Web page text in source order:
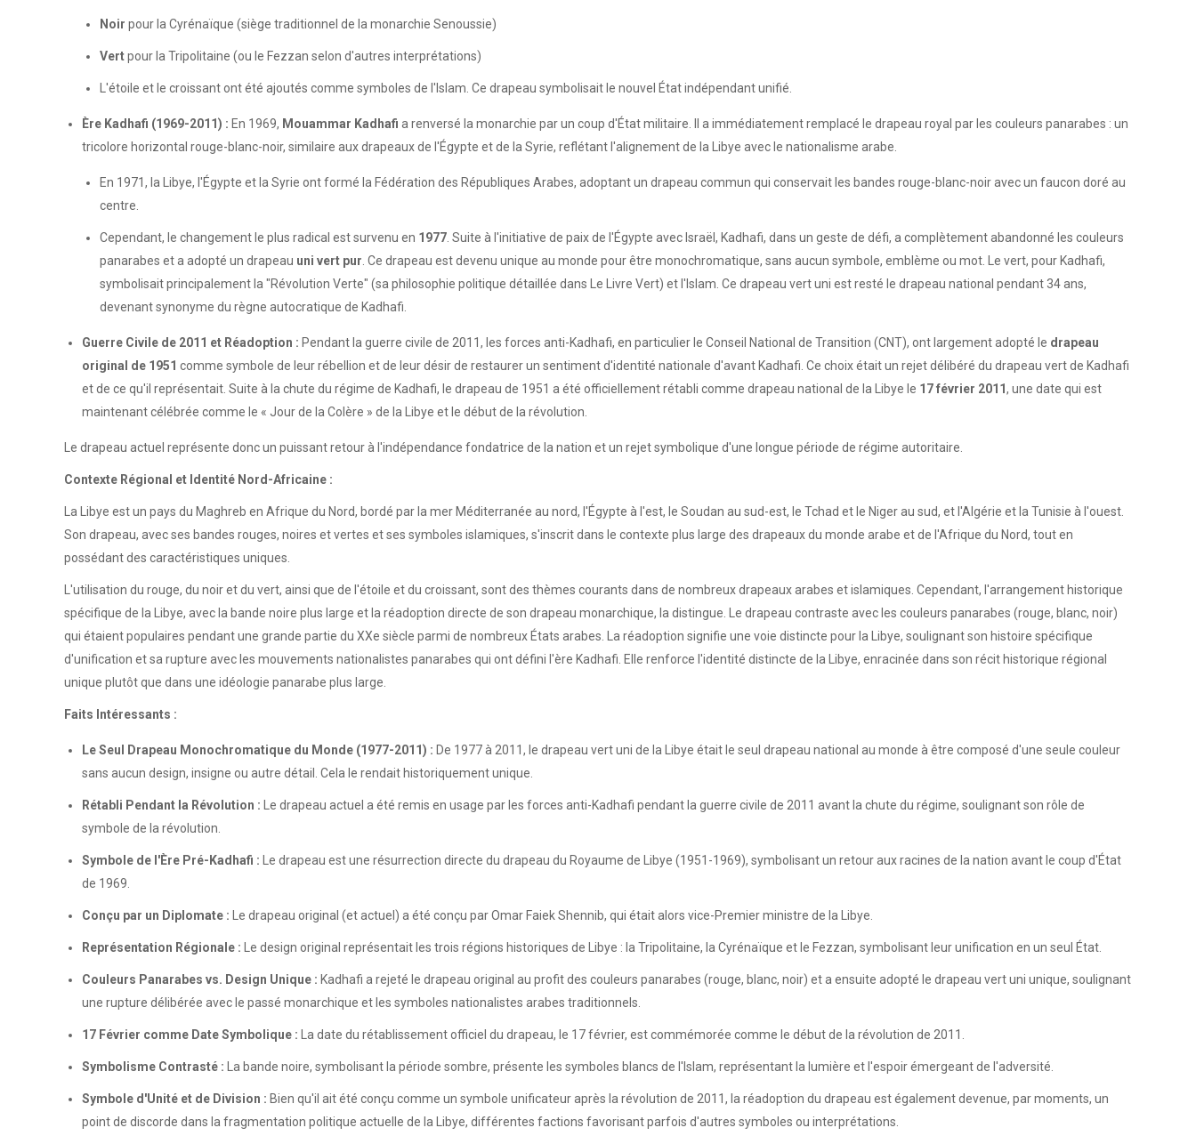
Noir pour la Cyrénaïque (siège traditionnel de la monarchie Senoussie)
Vertpour la Tripolitaine (ou le Fezzan selon d'autres interprétations)
L'étoile et le croissant ont été ajoutés comme symboles de l'Islam. Ce drapeau symbolisait le nouvel État indépendant unifié.
Ère Kadhafi (1969-2011) : En 1969, Mouammar Kadhafi a renversé la monarchie par un coup d'État militaire. Il a immédiatement remplacé le drapeau royal par les couleurs panarabes : un
tricolore horizontal rouge-blanc-noir, similaire aux drapeaux de l'Égypte et de la Syrie, reflétant l'alignement de la Libye avec le nationalisme arabe.
En 1971, la Libye, l'Égypte et la Syrie ont formé la Fédération des Républiques Arabes, adoptant un drapeau commun qui conservait les bandes rouge-blanc-noir avec un faucon doré au
centre.
Cependant, le changement le plus radical est survenu en 1977 . Suite à l'initiative de paix de l'Égypte avec Israël, Kadhafi, dans un geste de défi, a complètement abandonné les couleurs
panarabes et a adopté un drapeau uni vert pur . Ce drapeau est devenu unique au monde pour être monochromatique, sans aucun symbole, emblème ou mot. Le vert, pour Kadhafi,
symbolisait principalement la "Révolution Verte" (sa philosophie politique détaillée dans Le Livre Vert) et l'Islam. Ce drapeau vert uni est resté le drapeau national pendant 34 ans,
devenant synonyme du règne autocratique de Kadhafi.
Guerre Civile de 2011 et Réadoption : Pendant la guerre civile de 2011, les forces anti-Kadhafi, en particulier le Conseil National de Transition (CNT), ont largement adopté le drapeau
original de 1951 comme symbole de leur rébellion et de leur désir de restaurer un sentiment d'identité nationale d'avant Kadhafi. Ce choix était un rejet délibéré du drapeau vert de Kadhafi
et de ce qu'il représentait. Suite à la chute du régime de Kadhafi, le drapeau de 1951 a été officiellement rétabli comme drapeau national de la Libye le 17 février 2011, une date qui est
maintenant célébrée comme le « Jour de la Colère » de la Libye et le début de la révolution.
Le drapeau actuel représente donc un puissant retour à l'indépendance fondatrice de la nation et un rejet symbolique d'une longue période de régime autoritaire.
Contexte Régional et Identité Nord-Africaine :
La Libye est un pays du Maghreb en Afrique du Nord, bordé par la mer Méditerranée au nord, l'Égypte à l'est, le Soudan au sud-est, le Tchad et le Niger au sud, et l'Algérie et la Tunisie à l'ouest.
Son drapeau, avec ses bandes rouges, noires et vertes et ses symboles islamiques, s'inscrit dans le contexte plus large des drapeaux du monde arabe et de l'Afrique du Nord, tout en
possédant des caractéristiques uniques.
L'utilisation du rouge, du noir et du vert, ainsi que de l'étoile et du croissant, sont des thèmes courants dans de nombreux drapeaux arabes et islamiques. Cependant, l'arrangement historique
spécifique de la Libye, avec la bande noire plus large et la réadoption directe de son drapeau monarchique, la distingue. Le drapeau contraste avec les couleurs panarabes (rouge, blanc, noir)
qui étaient populaires pendant une grande partie du XXe siècle parmi de nombreux États arabes. La réadoption signifie une voie distincte pour la Libye, soulignant son histoire spécifique
d'unification et sa rupture avec les mouvements nationalistes panarabes qui ont défini l'ère Kadhafi. Elle renforce l'identité distincte de la Libye, enracinée dans son récit historique régional
unique plutôt que dans une idéologie panarabe plus large.
Faits Intéressants :
Le Seul Drapeau Monochromatique du Monde (1977-2011) : De 1977 à 2011, le drapeau vert uni de la Libye était le seul drapeau national au monde à être composé d'une seule couleur
sans aucun design, insigne ou autre détail. Cela le rendait historiquement unique.
Rétabli Pendant la Révolution : Le drapeau actuel a été remis en usage par les forces anti-Kadhafi pendant la guerre civile de 2011 avant la chute du régime, soulignant son rôle de
symbole de la révolution.
Symbole de l'Ère Pré-Kadhafi : Le drapeau est une résurrection directe du drapeau du Royaume de Libye (1951-1969), symbolisant un retour aux racines de la nation avant le coup d'État
de 1969.
Conçu par un Diplomate : Le drapeau original (et actuel) a été conçu par Omar Faiek Shennib, qui était alors vice-Premier ministre de la Libye.
Représentation Régionale : Le design original représentait les trois régions historiques de Libye : la Tripolitaine, la Cyrénaïque et le Fezzan, symbolisant leur unification en un seul État.
Couleurs Panarabes vs. Design Unique : Kadhafi a rejeté le drapeau original au profit des couleurs panarabes (rouge, blanc, noir) et a ensuite adopté le drapeau vert uni unique, soulignant
une rupture délibérée avec le passé monarchique et les symboles nationalistes arabes traditionnels.
17 Février comme Date Symbolique : La date du rétablissement officiel du drapeau, le 17 février, est commémorée comme le début de la révolution de 2011.
Symbolisme Contrasté : La bande noire, symbolisant la période sombre, présente les symboles blancs de l'Islam, représentant la lumière et l'espoir émergeant de l'adversité.
Symbole d'Unité et de Division : Bien qu'il ait été conçu comme un symbole unificateur après la révolution de 2011, la réadoption du drapeau est également devenue, par moments, un
point de discorde dans la fragmentation politique actuelle de la Libye, différentes factions favorisant parfois d'autres symboles ou interprétations.